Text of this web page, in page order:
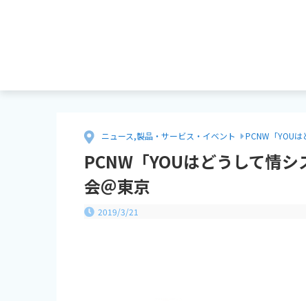
ニュース,製品・サービス・イベント PCNW「YOU
PCNW「YOUはどうして情
会＠東京
2019/3/21